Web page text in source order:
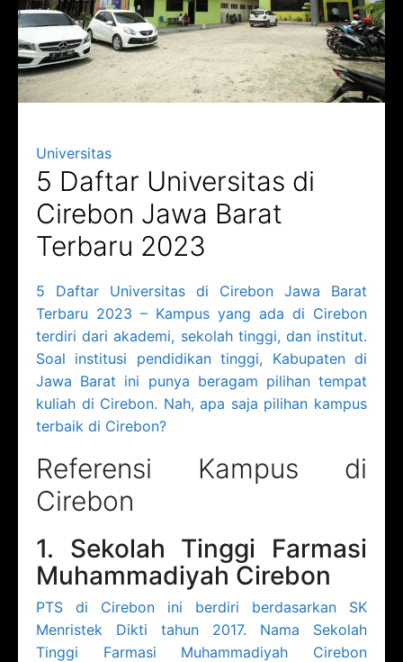
Universitas
5 Daftar Universitas di
Cirebon Jawa Barat
Terbaru 2023
5 Daftar Universitas di Cirebon Jawa Barat
Terbaru 2023 – Kampus yang ada di Cirebon
terdiri dari akademi, sekolah tinggi, dan institut.
Soal institusi pendidikan tinggi, Kabupaten di
Jawa Barat ini punya beragam pilihan tempat
kuliah di Cirebon. Nah, apa saja pilihan kampus
terbaik di Cirebon?
Referensi Kampus di
Cirebon
1. Sekolah Tinggi Farmasi
Muhammadiyah Cirebon
PTS di Cirebon ini berdiri berdasarkan SK
Menristek Dikti tahun 2017. Nama Sekolah
Tinggi Farmasi Muhammadiyah Cirebon